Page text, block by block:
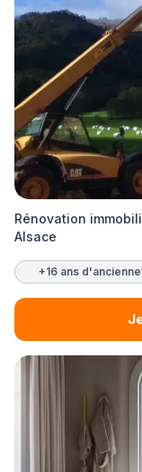
Rénovation
Alsace
+16 ans